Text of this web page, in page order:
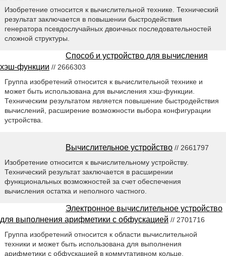
Изобретение относится к вычислительной технике. Технический
результат заключается в повышении быстродействия
генератора псевдослучайных двоичных последовательностей
сложной структуры.
Способ и устройство для вычисления
хэш-функции // 2666303
Группа изобретений относится к вычислительной технике и
может быть использована для вычисления хэш-функции.
Техническим результатом является повышение быстродействия
вычислений, расширение возможности выбора конфигурации
устройства.
Вычислительное устройство // 2661797
Изобретение относится к вычислительному устройству.
Технический результат заключается в расширении
функциональных возможностей за счет обеспечения
вычисления остатка и неполного частного.
Электронное вычислительное устройство
для выполнения арифметики с обфускацией // 2701716
Группа изобретений относится к области вычислительной
техники и может быть использована для выполнения
арифметики с обфускацией в коммутативном кольце.